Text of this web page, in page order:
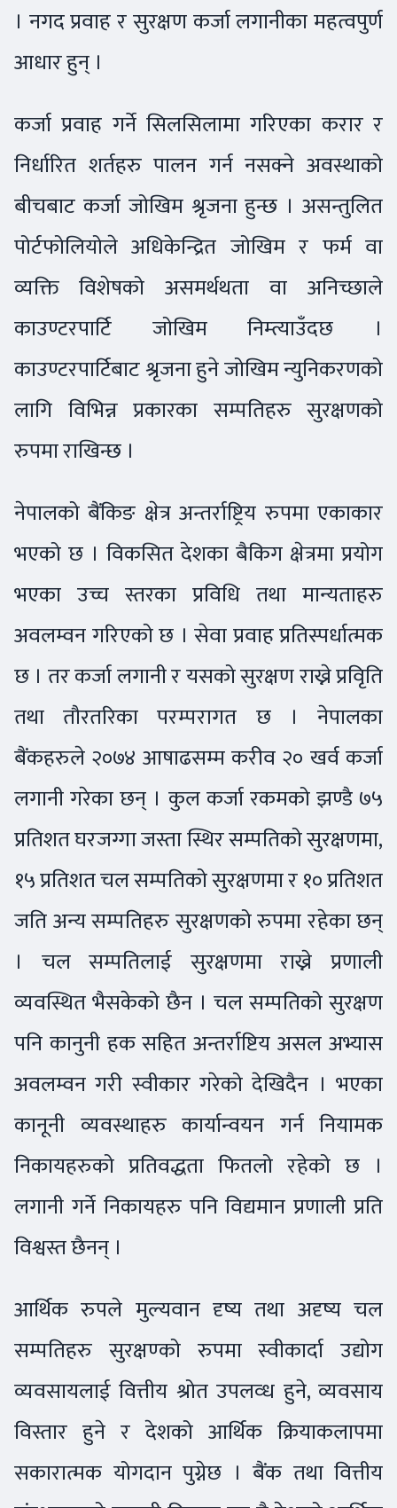
। नगद प्रवाह र सुरक्षण कर्जा लगानीका महत्वपुर्ण
आधार हुन् ।
कर्जा प्रवाह गर्ने सिलसिलामा गरिएका करार र
निर्धारित शर्तहरु पालन गर्न नसक्ने अवस्थाको
बीचबाट कर्जा जोखिम श्रृजना हुन्छ । असन्तुलित
पोर्टफोलियोले अधिकेन्द्रित जोखिम र फर्म वा
व्यक्ति विशेषको असमर्थथता वा अनिच्छाले
काउण्टरपार्टि जोखिम निम्त्याउँदछ ।
काउण्टरपार्टिबाट श्रृजना हुने जोखिम न्युनिकरणको
लागि विभिन्न प्रकारका सम्पतिहरु सुरक्षणको
रुपमा राखिन्छ ।
नेपालको बैंकिङ क्षेत्र अन्तर्राष्ट्रिय रुपमा एकाकार
भएको छ । विकसित देशका बैकिग क्षेत्रमा प्रयोग
भएका उच्च स्तरका प्रविधि तथा मान्यताहरु
अवलम्वन गरिएको छ । सेवा प्रवाह प्रतिस्पर्धात्मक
छ । तर कर्जा लगानी र यसको सुरक्षण राख्ने प्रविृति
तथा तौरतरिका परम्परागत छ । नेपालका
बैंकहरुले २०७४ आषाढसम्म करीव २० खर्व कर्जा
लगानी गरेका छन् । कुल कर्जा रकमको झण्डै ७५
प्रतिशत घरजग्गा जस्ता स्थिर सम्पतिको सुरक्षणमा,
१५ प्रतिशत चल सम्पतिको सुरक्षणमा र १० प्रतिशत
जति अन्य सम्पतिहरु सुरक्षणको रुपमा रहेका छन्
। चल सम्पतिलाई सुरक्षणमा राख्ने प्रणाली
व्यवस्थित भैसकेको छैन । चल सम्पतिको सुरक्षण
पनि कानुनी हक सहित अन्तर्राष्टिय असल अभ्यास
अवलम्वन गरी स्वीकार गरेको देखिदैन । भएका
कानूनी व्यवस्थाहरु कार्यान्वयन गर्न नियामक
निकायहरुको प्रतिवद्धता फितलो रहेको छ ।
लगानी गर्ने निकायहरु पनि विद्यमान प्रणाली प्रति
विश्वस्त छैनन् ।
आर्थिक रुपले मुल्यवान दृष्य तथा अदृष्य चल
सम्पतिहरु सुरक्षण्को रुपमा स्वीकार्दा उद्योग
व्यवसायलाई वित्तीय श्रोत उपलव्ध हुने, व्यवसाय
विस्तार हुने र देशको आर्थिक क्रियाकलापमा
सकारात्मक योगदान पुग्नेछ । बैंक तथा वित्तीय